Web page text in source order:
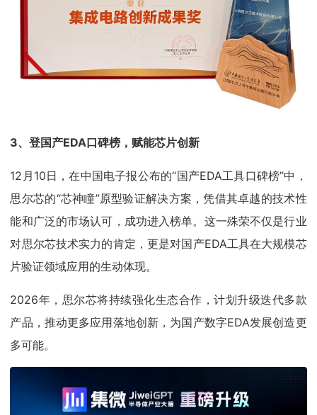
3、登国产EDA口碑榜，赋能芯片创新
12月10日，在中国电子报公布的“国产EDA工具口碑榜”中，
思尔芯的“芯神瞳”原型验证解决方案，凭借其卓越的技术性
能和广泛的市场认可，成功进入榜单。这一殊荣不仅是行业
对思尔芯技术实力的肯定，更是对国产EDA工具在大规模芯
片验证领域应用的生动体现。
2026年，思尔芯将持续强化生态合作，计划升级迭代多款
产品，推动更多应用落地创新，为国产数字EDA发展创造更
多可能。